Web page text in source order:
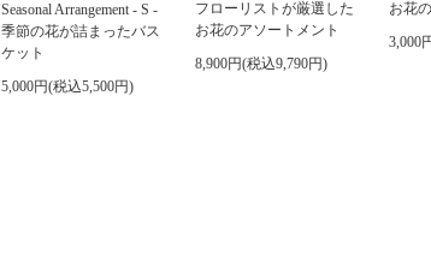
Seasonal Arrangement - S -
季節の花が詰まったバス
ケット
5,000円(税込5,500円)
フローリストが厳選した
お花のアソートメント
8,900円(税込9,790円)
お花
3,000